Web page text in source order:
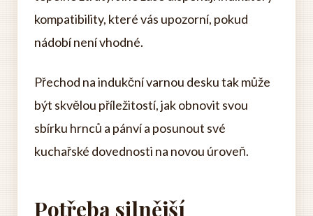
kompatibility, které vás upozorní, pokud
nádobí není vhodné.
Přechod na indukční varnou desku tak může
být skvělou příležitostí, jak obnovit svou
sbírku hrnců a pánví a posunout své
kuchařské dovednosti na novou úroveň.
Potřeba silnější